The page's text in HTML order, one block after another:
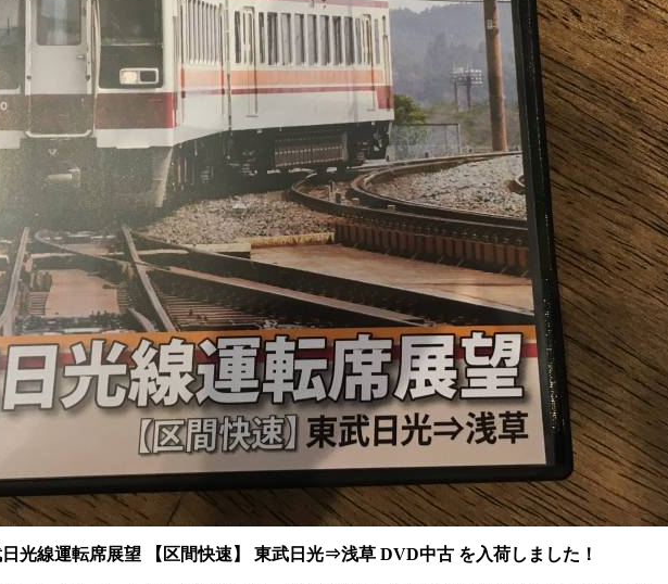
光線運転席展望 【区間快速】 東武日光⇒浅草 DVD中古 を入荷しました！